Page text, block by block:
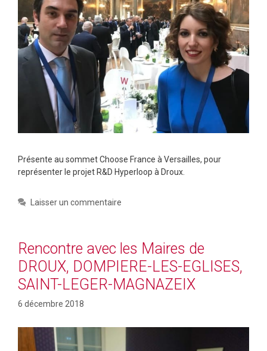
Présente au sommet Choose France à Versailles, pour
représenter le projet R&D Hyperloop à Droux.
Laisser un commentaire
Rencontre avec les Maires de
DROUX, DOMPIERE-LES-EGLISES,
SAINT-LEGER-MAGNAZEIX
6 décembre 2018